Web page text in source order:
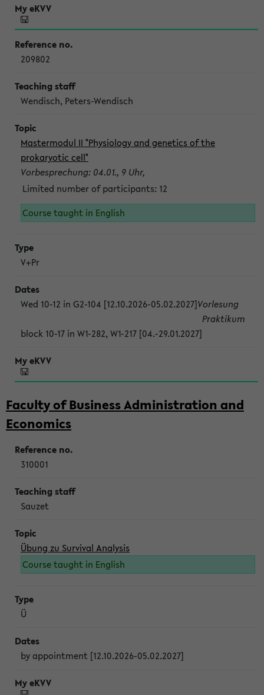
209802
Wendisch, Peters-Wendisch
Mastermodul II "Physiology and genetics of the
prokaryotic cell"
Vorbesprechung: 04.01., 9 Uhr,
Limited number of participants: 12
Course taught in English
V+Pr
Wed 10-12 in G2-104 [12.10.2026-05.02.2027]Vorlesung
block 10-17 in W1-282, W1-217 [04.-29.01.2027]
Praktikum
Faculty of Business Administration and
Economics
310001
Sauzet
Übung zu Survival Analysis
Course taught in English
Ü
by appointment [12.10.2026-05.02.2027]